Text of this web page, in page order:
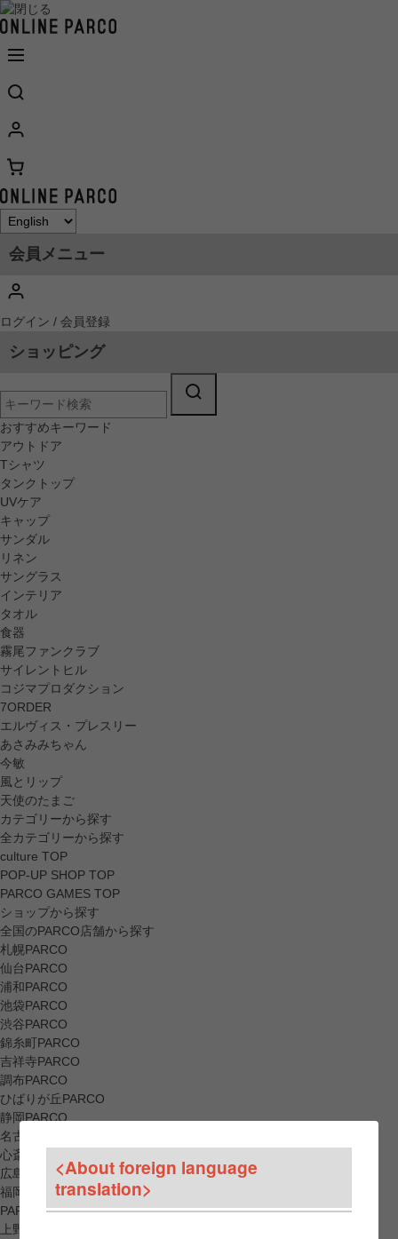
会員メニュー
ログイン / 会員登録
ショッピング
おすすめキーワード
アウトドア
Tシャツ
タンクトップ
UVケア
キャップ
サンダル
リネン
サングラス
インテリア
タオル
食器
霧尾ファンクラブ
サイレントヒル
コジマプロダクション
7ORDER
エルヴィス・プレスリー
あさみみちゃん
今敏
風とリップ
天使のたまご
カテゴリーから探す
全カテゴリーから探す
culture TOP
POP-UP SHOP TOP
PARCO GAMES TOP
ショップから探す
全国のPARCO店舗から探す
札幌PARCO
仙台PARCO
浦和PARCO
池袋PARCO
渋谷PARCO
錦糸町PARCO
吉祥寺PARCO
調布PARCO
ひばりが丘PARCO
静岡PARCO
名古屋PARCO
心斎橋PARCO
広島PARCO
福岡PARCO
PARCO_ya
上野
<About foreign language
translation>